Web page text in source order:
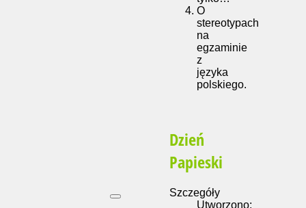
O
stereotypach
na
egzaminie
z
języka
polskiego.
Dzień
Papieski
Szczegóły
Utworzono: